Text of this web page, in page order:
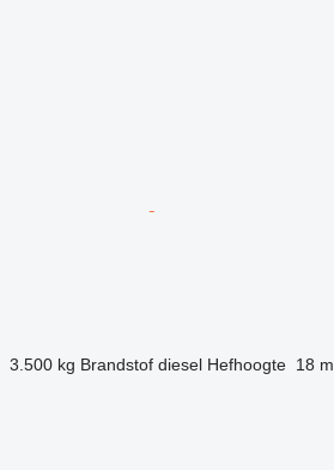
3.500 kg Brandstof diesel Hefhoogte 18 m